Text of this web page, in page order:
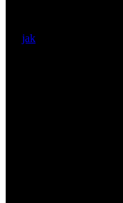
jak